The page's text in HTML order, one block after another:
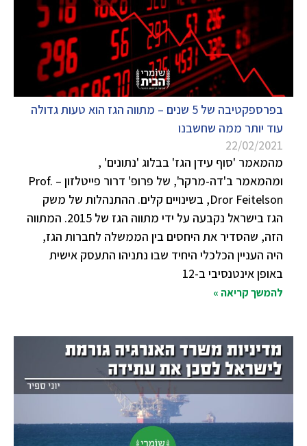
בפרספקטיבה של 5 שנים – מתווה הגז הוא טעות גדולה
עוד יותר ממה שחשבנו
22/02/2021
מהמאמר 'סוף עידן הגז' בבלוג 'נתונים' ,
ומהמאמר ב'דה-מרקר', של פרופ' דרור פייטלזון – Prof.
Dror Feitelson, בשינויים קלים. ‏ההתנהלות של משק
הגז בישראל נקבעה על ידי מתווה הגז של 2015. המתווה
הזה, שהסדיר את היחסים בין הממשלה לחברות הגז,
היה העניין הכלכלי היחיד שבו נתניהו התעסק אישית
באופן אינטנסיבי ב-12
להמשך קריאה »